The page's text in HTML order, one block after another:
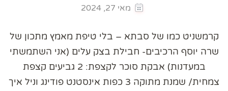
מאי 27, 2024
קרמשניט כמו של סבתא – בלי טיפת מאמץ מתכון של
שרה יוסף הרכיבים- חבילת בצק עלים (אני השתמשתי
במעדנות) אבקת סוכר לקצפת: 2 גביעים קצפת
צמחית/ שמנת מתוקה 3 כפות אינסטנט פודינג וניל איך